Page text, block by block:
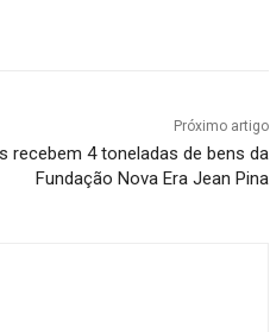
Próximo artigo
recebem 4 toneladas de bens da
Fundação Nova Era Jean Pina